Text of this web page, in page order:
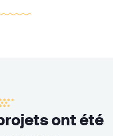
ont été